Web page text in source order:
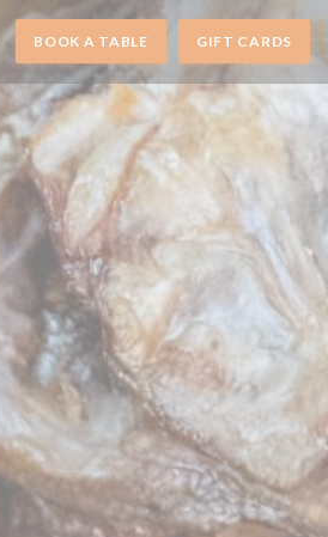
BOOK A TABLE GIFT CARDS